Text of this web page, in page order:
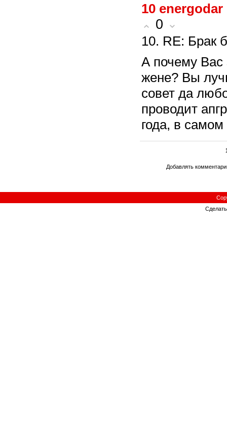
10 energodar
0
10. RE: Брак
А почему Вас
жене? Вы
совет да
проводит
года, в
Добавлять